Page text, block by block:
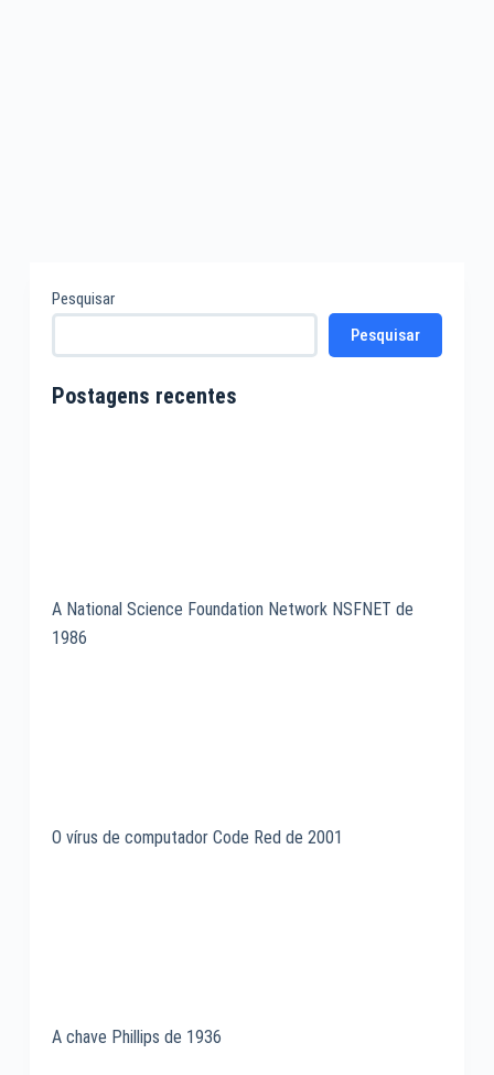
Pesquisar
Pesquisar
Postagens recentes
A National Science Foundation Network NSFNET de
1986
O vírus de computador Code Red de 2001
A chave Phillips de 1936